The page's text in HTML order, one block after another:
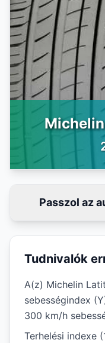
Passzol az
Tudnivalók
A(z) Michelin
sebességindex
300 km/h
Terhelési indexe